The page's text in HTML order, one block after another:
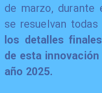
de marzo, durante
se resuelvan
los detalles
de esta
año 2025.